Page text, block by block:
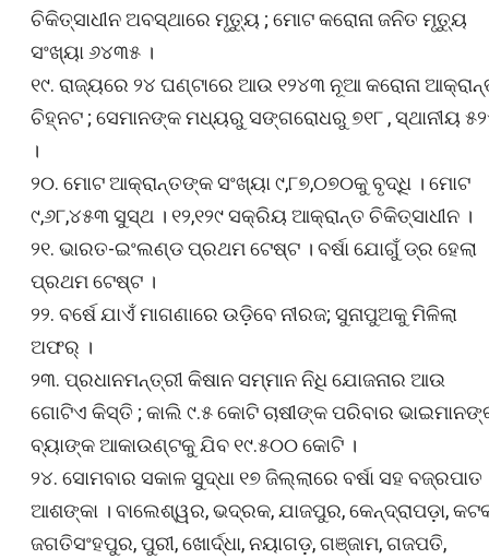
ଚିକିତ୍ସାଧୀନ ଅବସ୍ଥାରେ ମୃତ୍ୟୁ ; ମୋଟ କରୋନା ଜନିତ ମୃତ୍ୟୁ
ସଂଖ୍ୟା ୬୪୩୫ ।
୧୯. ରାଜ୍ୟରେ ୨୪ ଘଣ୍ଟାରେ ଆଉ ୧୨୪୩ ନୂଆ କରୋନା
ଚିହ୍ନଟ ; ସେମାନଙ୍କ ମଧ୍ୟରୁ ସଙ୍ଗରୋଧରୁ ୭୧୮ , ସ୍ଥାନୀୟ
।
୨୦. ମୋଟ ଆକ୍ରାନ୍ତଙ୍କ ସଂଖ୍ୟା ୯,୮୭,୦୭୦କୁ ବୃଦ୍ଧି । ମୋଟ
୯,୬୮,୪୫୩ ସୁସ୍ଥ । ୧୨,୧୨୯ ସକ୍ରିୟ ଆକ୍ରାନ୍ତ ଚିକିତ୍ସାଧୀନ ।
୨୧. ଭାରତ-ଇଂଲଣ୍ଡ ପ୍ରଥମ ଟେଷ୍ଟ । ବର୍ଷା ଯୋଗୁଁ ଡ୍ର ହେଲା
ପ୍ରଥମ ଟେଷ୍ଟ ।
୨୨. ବର୍ଷେ ଯାଏଁ ମାଗଣାରେ ଉଡ଼ିବେ ନୀରଜ; ସୁନାପୁଅକୁ ମିଳିଲା
ଅଫର୍ ।
୨୩. ପ୍ରଧାନମନ୍ତ୍ରୀ କିଷାନ ସମ୍ମାନ ନିଧି ଯୋଜନାର ଆଉ
ଗୋଟିଏ କିସ୍ତି ; କାଲି ୯.୫ କୋଟି ଚାଷୀଙ୍କ ପରିବାର
ବ୍ୟାଙ୍କ ଆକାଉଣ୍ଟକୁ ଯିବ ୧୯.୫୦୦ କୋଟି ।
୨୪. ସୋମବାର ସକାଳ ସୁଦ୍ଧା ୧୭ ଜିଲ୍ଲାରେ ବର୍ଷା ସହ ବଜ୍ରପାତ
ଆଶଙ୍କା । ବାଲେଶ୍ୱର, ଭଦ୍ରକ, ଯାଜପୁର, କେନ୍ଦ୍ରାପଡ଼ା,
ଜଗତିସଂହପୁର, ପୁରୀ, ଖୋର୍ଦ୍ଧା, ନୟାଗଡ଼, ଗଞ୍ଜାମ, ଗଜପତି,